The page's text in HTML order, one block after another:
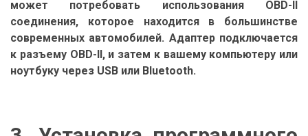
может потребовать использования OBD-II
соединения, которое находится в большинстве
современных автомобилей. Адаптер подключается
к разъему OBD-II, и затем к вашему компьютеру или
ноутбуку через USB или Bluetooth.